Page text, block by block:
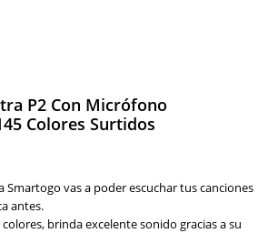
P2 Con Micrófono
Colores Surtidos
Smartogo vas a poder escuchar tus canciones
antes.
brinda excelente sonido gracias a su